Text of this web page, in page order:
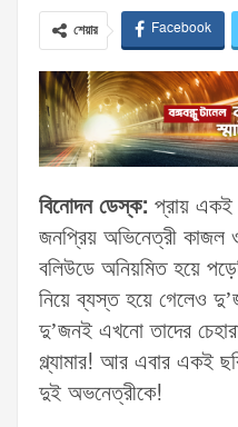
শেয়ার Facebook
বিনোদন ডেস্ক: প্রায় একই
জনপ্রিয় অভিনেত্রী কাজল
বলিউডে অনিয়মিত হয়ে
নিয়ে ব্যস্ত হয়ে গেলেও
দু’জনই এখনো তাদের
গ্ল্যামার! আর এবার একই
দুই অভনেত্রীকে!